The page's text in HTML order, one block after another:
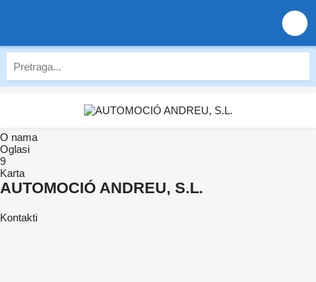
O nama
Oglasi
9
Karta
AUTOMOCIÓ ANDREU, S.L.
Kontakti